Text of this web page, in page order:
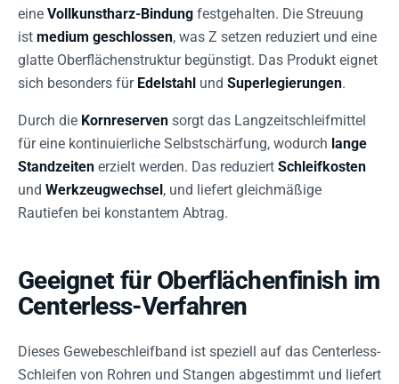
eine Vollkunstharz-Bindung festgehalten. Die Streuung
ist medium geschlossen, was Z setzen reduziert und eine
glatte Oberflächenstruktur begünstigt. Das Produkt eignet
sich besonders für Edelstahl und Superlegierungen.
Durch die Kornreserven sorgt das Langzeitschleifmittel
für eine kontinuierliche Selbstschärfung, wodurch lange
Standzeiten erzielt werden. Das reduziert Schleifkosten
und Werkzeugwechsel, und liefert gleichmäßige
Rautiefen bei konstantem Abtrag.
Geeignet für Oberflächenfinish im
Centerless-Verfahren
Dieses Gewebeschleifband ist speziell auf das Centerless-
Schleifen von Rohren und Stangen abgestimmt und liefert